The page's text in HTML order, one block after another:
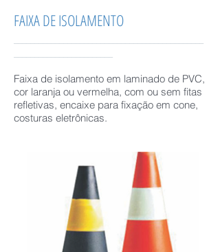
FAIXA DE ISOLAMENTO
Faixa de isolamento em laminado de PVC,
cor laranja ou vermelha, com ou sem fitas
refletivas, encaixe para fixação em cone,
costuras eletrônicas.